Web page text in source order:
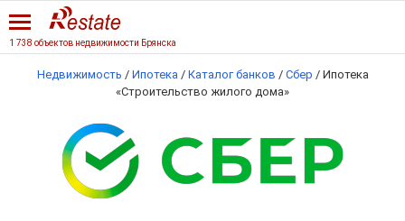
1 738 объектов недвижимости Брянска
Недвижимость / Ипотека / Каталог банков / Сбер / Ипотека
«Строительство жилого дома»